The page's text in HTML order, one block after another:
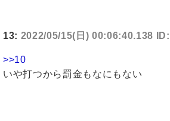
13: 2022/05/15(日) 00:06:40.138
>>10
いや打つから罰金もなにもない